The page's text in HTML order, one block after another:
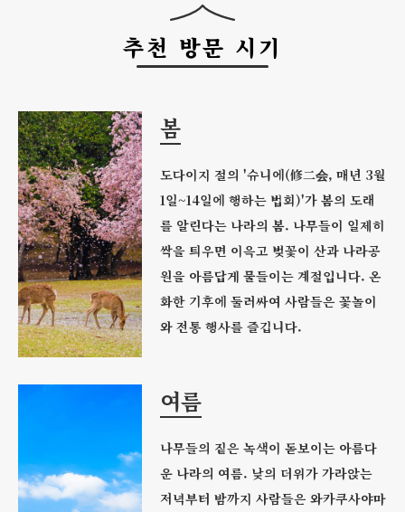
추천 방문 시기
봄
도다이지 절의 '슈니에(修二会, 매년 3월
1일~14일에 행하는 법회)'가 봄의 도래
를 알린다는 나라의 봄. 나무들이 일제히
싹을 틔우면 이윽고 벚꽃이 산과 나라공
원을 아름답게 물들이는 계절입니다. 온
화한 기후에 둘러싸여 사람들은 꽃놀이
와 전통 행사를 즐깁니다.
여름
나무들의 짙은 녹색이 돋보이는 아름다
운 나라의 여름. 낮의 더위가 가라앉는
저녁부터 밤까지 사람들은 와카쿠사야마